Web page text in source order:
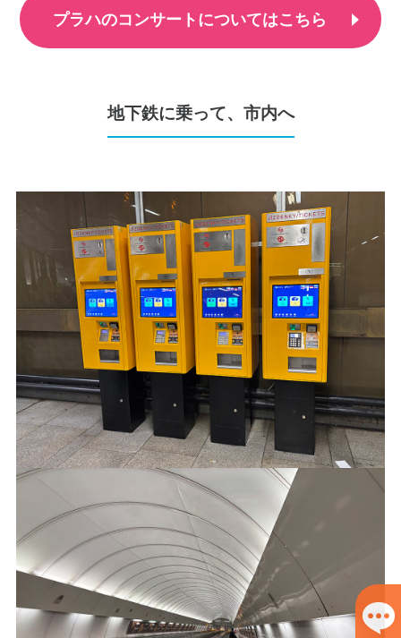
プラハのコンサートについてはこちら
地下鉄に乗って、市内へ